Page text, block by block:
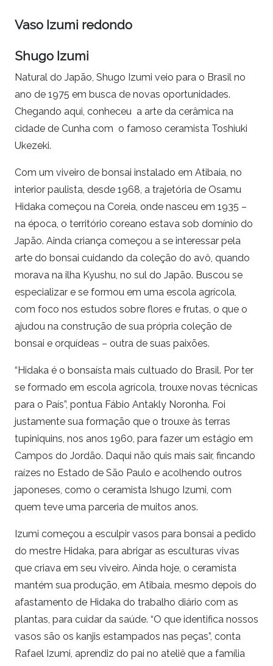
Vaso Izumi redondo
Shugo Izumi
Natural do Japão, Shugo Izumi veio para o Brasil no
ano de 1975 em busca de novas oportunidades.
Chegando aqui, conheceu a arte da cerâmica na
cidade de Cunha com o famoso ceramista Toshiuki
Ukezeki.
Com um viveiro de bonsai instalado em Atibaia, no
interior paulista, desde 1968, a trajetória de Osamu
Hidaka começou na Coreia, onde nasceu em 1935 –
na época, o território coreano estava sob domínio do
Japão. Ainda criança começou a se interessar pela
arte do bonsai cuidando da coleção do avô, quando
morava na ilha Kyushu, no sul do Japão. Buscou se
especializar e se formou em uma escola agrícola,
com foco nos estudos sobre flores e frutas, o que o
ajudou na construção de sua própria coleção de
bonsai e orquídeas – outra de suas paixões.
“Hidaka é o bonsaísta mais cultuado do Brasil. Por ter
se formado em escola agrícola, trouxe novas técnicas
para o País”, pontua Fábio Antakly Noronha. Foi
justamente sua formação que o trouxe às terras
tupiniquins, nos anos 1960, para fazer um estágio em
Campos do Jordão. Daqui não quis mais sair, fincando
raízes no Estado de São Paulo e acolhendo outros
japoneses, como o ceramista Ishugo Izumi, com
quem teve uma parceria de muitos anos.
Izumi começou a esculpir vasos para bonsai a pedido
do mestre Hidaka, para abrigar as esculturas vivas
que criava em seu viveiro. Ainda hoje, o ceramista
mantém sua produção, em Atibaia, mesmo depois do
afastamento de Hidaka do trabalho diário com as
plantas, para cuidar da saúde. “O que identifica nossos
vasos são os kanjis estampados nas peças”, conta
Rafael Izumi, aprendiz do pai no ateliê que a família